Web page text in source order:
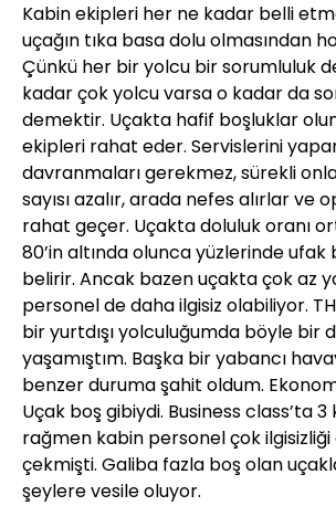
Kabin ekipleri her ne kadar belli
uçağın tıka basa dolu olmasından
Çünkü her bir yolcu bir sorumluluk
kadar çok yolcu varsa o kadar da
demektir. Uçakta hafif boşluklar
ekipleri rahat eder. Servislerini
davranmaları gerekmez, sürekli
sayısı azalır, arada nefes alırlar ve
rahat geçer. Uçakta doluluk oranı
80’in altında olunca yüzlerinde
belirir. Ancak bazen uçakta çok az
personel de daha ilgisiz olabiliyor.
bir yurtdışı yolculuğumda böyle bir
yaşamıştım. Başka bir yabancı
benzer duruma şahit oldum.
Uçak boş gibiydi. Business class’ta 3
rağmen kabin personel çok
çekmişti. Galiba fazla boş olan
şeylere vesile oluyor.